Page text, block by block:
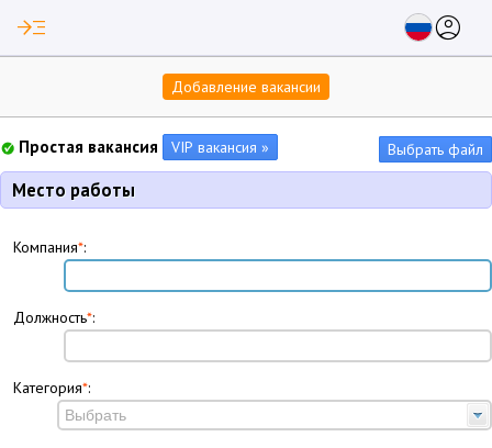
read_more account_circle
Добавление вакансии
Простая вакансия Выбрать файл
Место работы
Компания*:
Должность*:
Категория*: